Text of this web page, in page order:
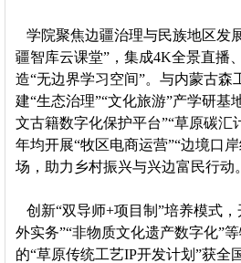
学院聚焦边疆治理与民族地区发
疆智库云课堂”，集成4K全景直播
造“无边界学习空间”。与内蒙古森
建“生态治理”“文化旅游”产学研基
文古籍数字化保护平台”“草原碳汇
年均开展“牧区电商运营”“边境口
场，助力乡村振兴与兴边富民行动
创新“双导师+项目制”培养模式
外实务”“非物质文化遗产数字化”
的“草原传统工艺IP开发计划”获全